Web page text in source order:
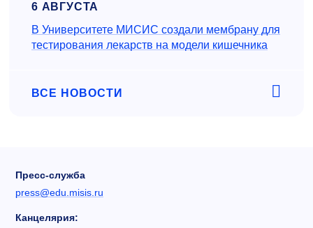
6 АВГУСТА
В Университете МИСИС создали мембрану для
тестирования лекарств на модели кишечника
ВСЕ НОВОСТИ
Пресс-служба
press@edu.misis.ru
Канцелярия: